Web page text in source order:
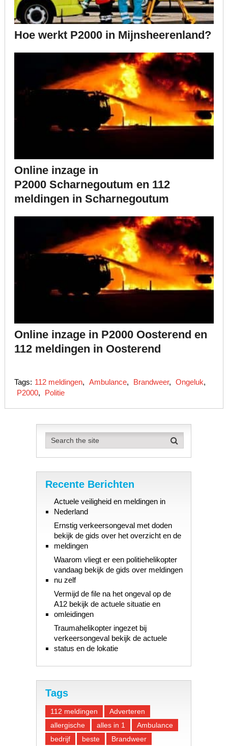
Hoe werkt P2000 in Mijnsheerenland?
Online inzage in
P2000 Scharnegoutum en 112
meldingen in Scharnegoutum
Online inzage in P2000 Oosterend en
112 meldingen in Oosterend
Tags: 112 meldingen, Ambulance, Brandweer, Ongeluk,
P2000, Politie
Recente Berichten
Actuele veiligheid en meldingen in
Nederland
Ernstig verkeersongeval met doden
bekijk de gids over het overzicht en de
meldingen
Waarom vliegt er een politiehelikopter
vandaag bekijk de gids over meldingen
nu zelf
Vermijd de file na het ongeval op de
A12 bekijk de actuele situatie en
omleidingen
Traumahelikopter ingezet bij
verkeersongeval bekijk de actuele
status en de lokatie
Tags
112 meldingen
Adverteren
allergische
alles in 1
Ambulance
bedrijf
beste Brandweer